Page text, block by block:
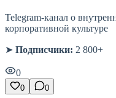
Telegram-канал о
корпоративной культуре
➤ Подписчики: 2 800+
0
0 0